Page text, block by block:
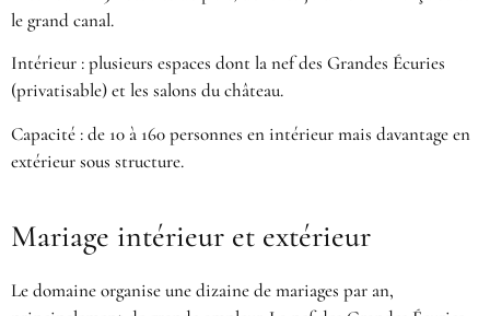
le grand canal.
Intérieur : plusieurs espaces dont la nef des Grandes Écuries
(privatisable) et les salons du château.
Capacité : de 10 à 160 personnes en intérieur mais davantage en
extérieur sous structure.
Mariage intérieur et extérieur
Le domaine organise une dizaine de mariages par an,